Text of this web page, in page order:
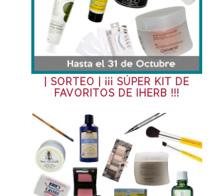
| SORTEO | ¡¡¡ SÚPER KIT DE
FAVORITOS DE IHERB !!!